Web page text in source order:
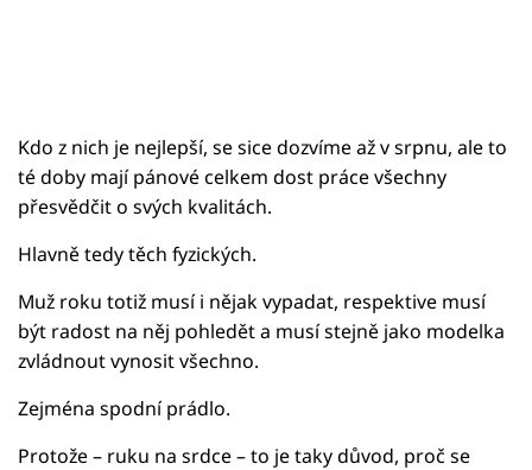
Kdo z nich je nejlepší, se sice dozvíme až v srpnu, ale to
té doby mají pánové celkem dost práce všechny
přesvědčit o svých kvalitách.
Hlavně tedy těch fyzických.
Muž roku totiž musí i nějak vypadat, respektive musí
být radost na něj pohledět a musí stejně jako modelka
zvládnout vynosit všechno.
Zejména spodní prádlo.
Protože – ruku na srdce – to je taky důvod, proč se